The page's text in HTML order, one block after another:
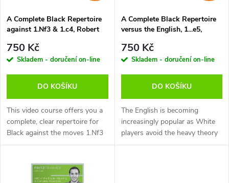
p
r
o
d
u
s
p
r
d
u
A Complete Black Repertoire
against 1.Nf3 & 1.c4, Robert
(anglicky)
750 Kč
Skladem - doručení on-line
DO KOŠÍKU
This video course offers you a
complete, clear repertoire for
Black against the moves 1.Nf3
and 1.c4. The recommended
not difficult to remember,...
A Complete Black Repertoire
versus the English, 1...e5,
stažení (anglicky)
750 Kč
Skladem - doručení on-line
DO KOŠÍKU
The English is becoming
increasingly popular as White
players avoid the heavy theory
of 1.e4 or 1.d4 and hope to